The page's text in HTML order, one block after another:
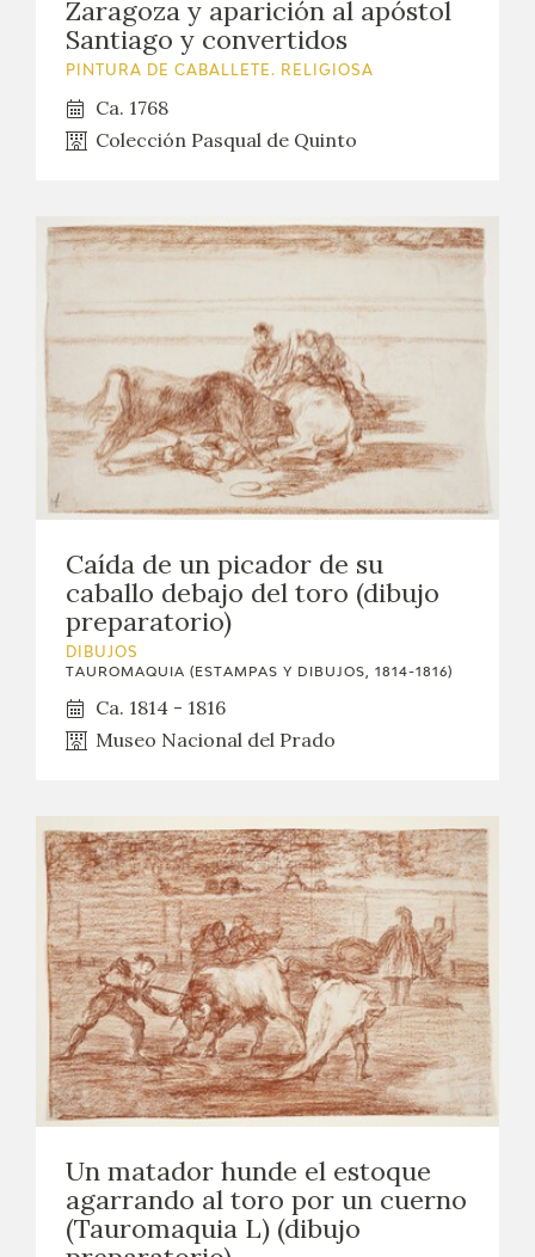
Zaragoza y aparición al apóstol
Santiago y convertidos
PINTURA DE CABALLETE. RELIGIOSA
Ca. 1768
Colección Pasqual de Quinto
Caída de un picador de su
caballo debajo del toro (dibujo
preparatorio)
DIBUJOS
TAUROMAQUIA (ESTAMPAS Y DIBUJOS, 1814-1816)
Ca. 1814 - 1816
Museo Nacional del Prado
Un matador hunde el estoque
agarrando al toro por un cuerno
(Tauromaquia L) (dibujo